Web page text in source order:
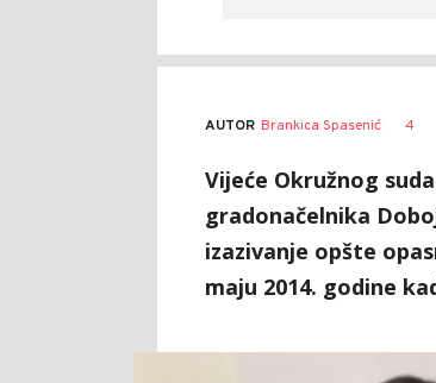
AUTOR Brankica Spasenić 4
Vijeće Okružnog
gradonačelnika
izazivanje opšte
maju 2014. godine